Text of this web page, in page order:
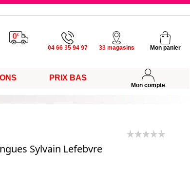
04 66 35 94 97 33 magasins Mon panier
PRIX BAS
Mon compte
Sylvain Lefebvre